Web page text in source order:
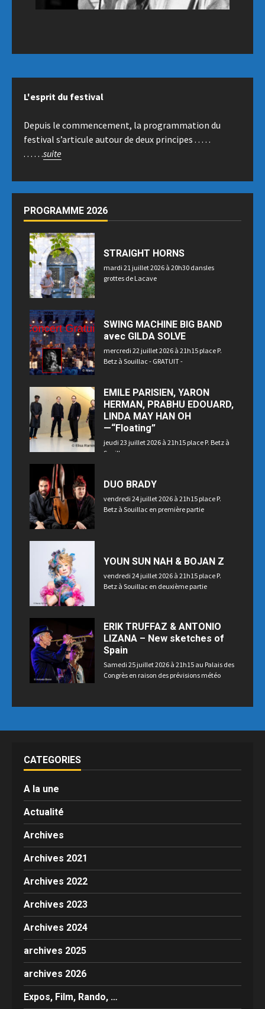
L'esprit du festival
Depuis le commencement, la programmation du
festival s’articule autour de deux principes . . . . .
. . . . . .suite
PROGRAMME 2026
STRAIGHT HORNS
mardi 21 juillet 2026 à 20h30 dansles
grottes de Lacave
SWING MACHINE BIG BAND
avec GILDA SOLVE
mercredi 22 juillet 2026 à 21h15 place P.
Betz à Souillac - GRATUIT -
EMILE PARISIEN, YARON
HERMAN, PRABHU EDOUARD,
LINDA MAY HAN OH
—“Floating”
jeudi 23 juillet 2026 à 21h15 place P. Betz à
Souillac
DUO BRADY
vendredi 24 juillet 2026 à 21h15 place P.
Betz à Souillac en première partie
YOUN SUN NAH & BOJAN Z
vendredi 24 juillet 2026 à 21h15 place P.
Betz à Souillac en deuxième partie
ERIK TRUFFAZ & ANTONIO
LIZANA – New sketches of
Spain
Samedi 25 juillet 2026 à 21h15 au Palais des
Congrès en raison des prévisions météo
CATEGORIES
A la une
Actualité
Archives
Archives 2021
Archives 2022
Archives 2023
Archives 2024
archives 2025
archives 2026
Expos, Film, Rando, …